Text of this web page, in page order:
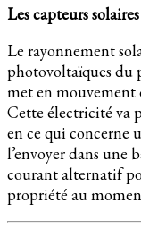
Les capteurs
Le rayonnement
photovoltaïques du
met en mouvement
Cette électricité va
en ce qui concerne
l’envoyer dans une
courant alternatif
propriété au